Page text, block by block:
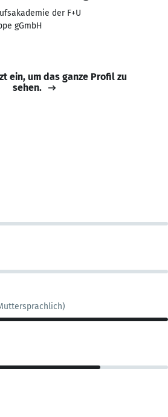
der F+U
gGmbH
ein, um das ganze Profil zu
sehen.